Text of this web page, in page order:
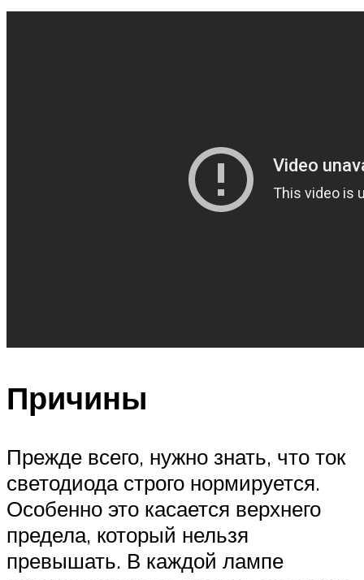
Причины
Прежде всего, нужно знать, что ток
светодиода строго нормируется.
Особенно это касается верхнего
предела, который нельзя
превышать. В каждой лампе